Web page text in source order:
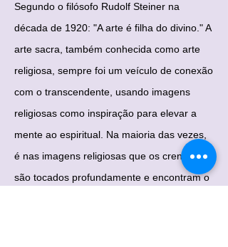
Segundo o filósofo Rudolf Steiner na
década de 1920: "A arte é filha do divino." A
arte sacra, também conhecida como arte
religiosa, sempre foi um veículo de conexão
com o transcendente, usando imagens
religiosas como inspiração para elevar a
mente ao espiritual. Na maioria das vezes,
é nas imagens religiosas que os crentes
são tocados profundamente e encontram o